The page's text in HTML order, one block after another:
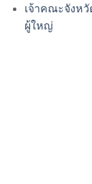
เจ้าคณะจังห
ผู้ใหญ่